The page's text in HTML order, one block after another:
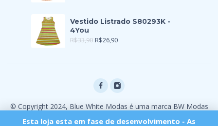
Vestido Listrado S80293K -
4You
R$33,90 R$26,90
© Copyright 2024, Blue White Modas é uma marca BW Modas
Esta loja esta em fase de desenvolvimento - As